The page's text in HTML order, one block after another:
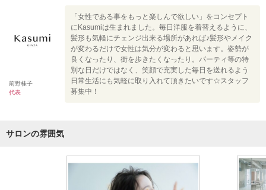
前野桂子
代表
「女性である事をもっと楽しんで欲しい」をコンセプト
にKasumiは生まれました。毎日洋服を着替えるように、
髪形も気軽にチェンジ出来る場所があれば♪髪形やメイク
が変わるだけで女性は気分が変わると思います。姿勢が
良くなったり、街を歩きたくなったり。パーティ等の特
別な日だけではなく、笑顔で充実した毎日を送れるよう
日常生活にも気軽に取り入れて頂きたいです☆スタッフ
募集中！
サロンの雰囲気